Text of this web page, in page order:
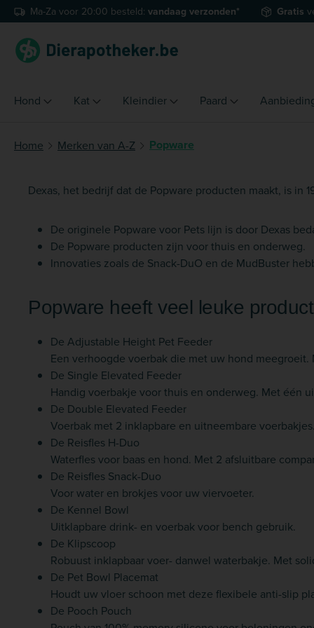
de hoofdinhoud
Ga naar de zoekopdracht
Ga naar de hoofdnavigatie
Ma-Za voor 20:00 besteld: vandaag verzonden* Gratis
Hond Kat Kleindier Paard
Home Merken van A-Z Popware
Dexas, het bedrijf dat de Popware producten maakt, is in
De originele Popware voor Pets lijn is door Dexas
De Popware producten zijn voor thuis en onderweg.
Innovaties zoals de Snack-DuO en de MudBuster
Popware heeft veel leuke
De Adjustable Height Pet Feeder
Een verhoogde voerbak die met uw hond
De Single Elevated Feeder
Handig voerbakje voor thuis en onderweg. Met één
De Double Elevated Feeder
Voerbak met 2 inklapbare en uitneembare
De Reisfles H-Duo
Waterfles voor baas en hond. Met 2 afsluitbare
De Reisfles Snack-Duo
Voor water en brokjes voor uw viervoeter.
De Kennel Bowl
Uitklapbare drink- en voerbak voor bench gebruik.
De Klipscoop
Robuust inklapbaar voer- danwel waterbakje. Met
De Pet Bowl Placemat
Houdt uw vloer schoon met deze flexibele anti-slip
De Pooch Pouch